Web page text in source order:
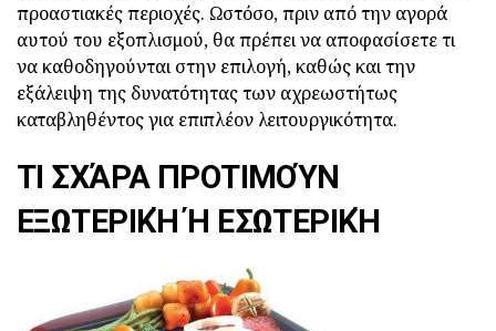
προαστιακές περιοχές. Ωστόσο, πριν από την αγορά
αυτού του εξοπλισμού, θα πρέπει να αποφασίσετε τι
να καθοδηγούνται στην επιλογή, καθώς και την
εξάλειψη της δυνατότητας των αχρεωστήτως
καταβληθέντος για επιπλέον λειτουργικότητα.
ΤΙ ΣΧΆΡΑ ΠΡΟΤΙΜΟΎΝ
ΕΞΩΤΕΡΙΚΉ Ή ΕΣΩΤΕΡΙΚΉ